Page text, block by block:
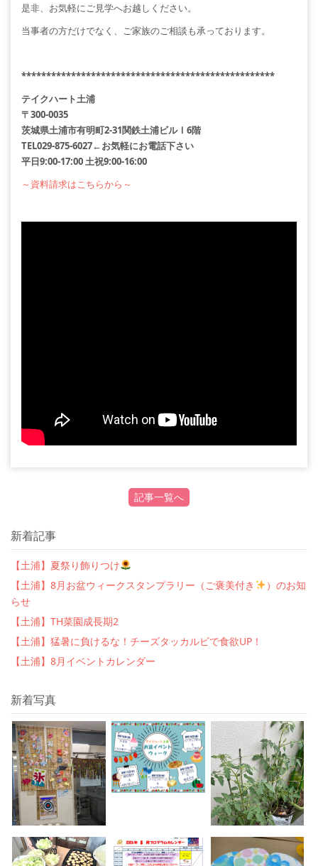
是非、お気軽にご見学へお越しください。
当事者の方だけでなく、ご家族のご相談も承っております。
***************************************************
テイクハート土浦
〒300-0035
茨城県土浦市有明町2-31関鉄土浦ビルⅠ6階
TEL029-875-6027←お気軽にお電話下さい
平日9:00-17:00 土祝9:00-16:00
～資料請求はこちらから～
記事一覧へ
新着記事
【土浦】夏祭り飾りつけ
【土浦】8月お盆ウィークスタンプラリー（ご褒美付き
）のお知
らせ
【土浦】TH菜園成長期2
【土浦】猛暑に負けるな！チーズタッカルビで食欲UP！
【土浦】8月イベントカレンダー
新着写真